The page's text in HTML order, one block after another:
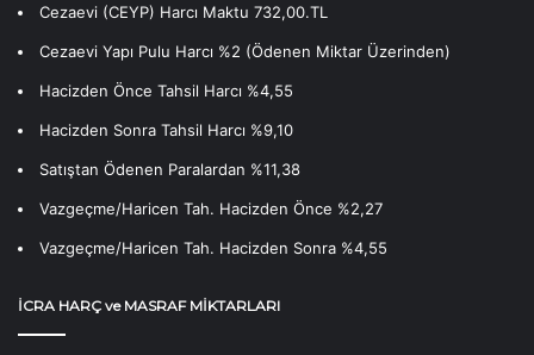
Cezaevi (CEYP) Harcı Maktu 732,00.TL
Cezaevi Yapı Pulu Harcı %2 (Ödenen Miktar Üzerinden)
Hacizden Önce Tahsil Harcı %4,55
Hacizden Sonra Tahsil Harcı %9,10
Satıştan Ödenen Paralardan %11,38
Vazgeçme/Haricen Tah. Hacizden Önce %2,27
Vazgeçme/Haricen Tah. Hacizden Sonra %4,55
İCRA HARÇ ve MASRAF MİKTARLARI